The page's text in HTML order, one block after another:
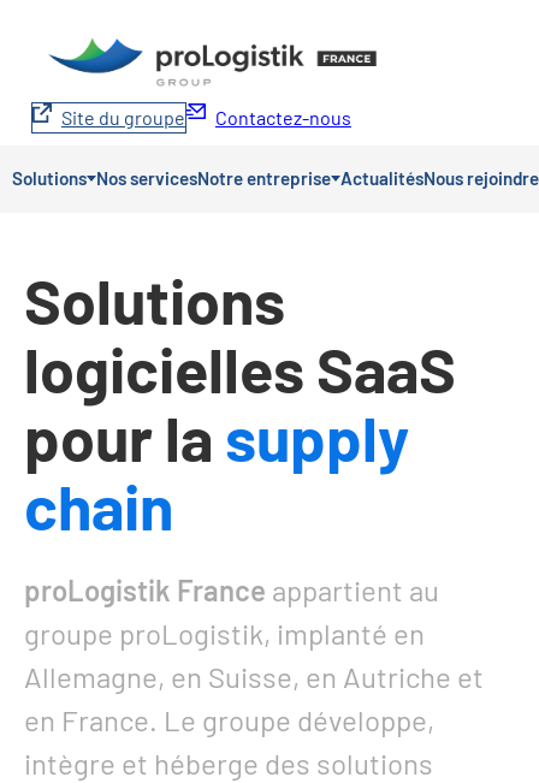
Site du groupe
Contactez-nous
Solutions Nos servicesNotre entreprise ActualitésNous rejoindre
Solutions
logicielles SaaS
pour la supply
chain
proLogistik France appartient au
groupe proLogistik, implanté en
Allemagne, en Suisse, en Autriche et
en France. Le groupe développe,
intègre et héberge des solutions